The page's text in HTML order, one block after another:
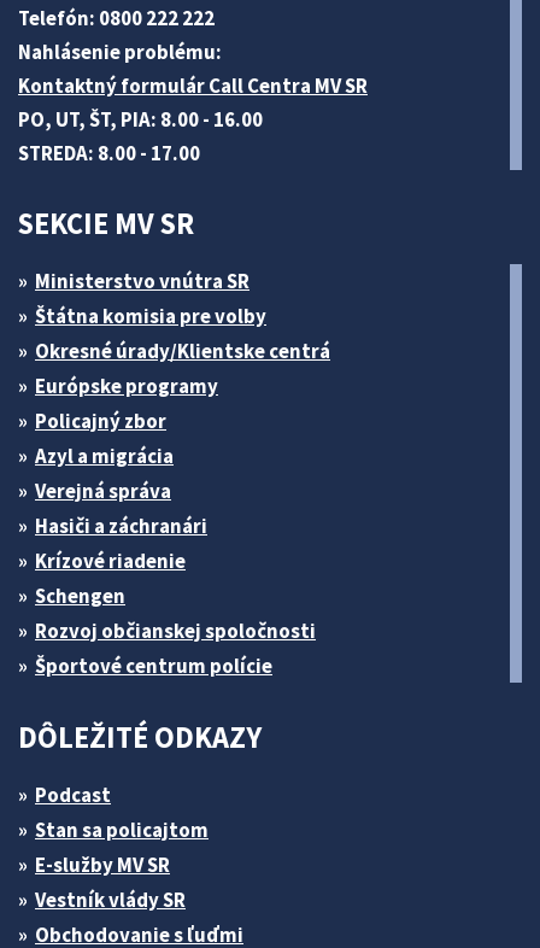
Telefón: 0800 222 222
Nahlásenie problému:
Kontaktný formulár Call Centra MV SR
PO, UT, ŠT, PIA: 8.00 - 16.00
STREDA: 8.00 - 17.00
SEKCIE MV SR
Ministerstvo vnútra SR
Štátna komisia pre volby
Okresné úrady/Klientske centrá
Európske programy
Policajný zbor
Azyl a migrácia
Verejná správa
Hasiči a záchranári
Krízové riadenie
Schengen
Rozvoj občianskej spoločnosti
Športové centrum polície
DÔLEŽITÉ ODKAZY
Podcast
Stan sa policajtom
E-služby MV SR
Vestník vlády SR
Obchodovanie s ľuďmi